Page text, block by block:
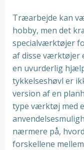
Træarbejde kan
hobby, men det
specialværktøjer
af disse værktøjer
en uvurderlig
tykkelseshøvl er
version af en
type værktøj med
nærmere på,
forskellene